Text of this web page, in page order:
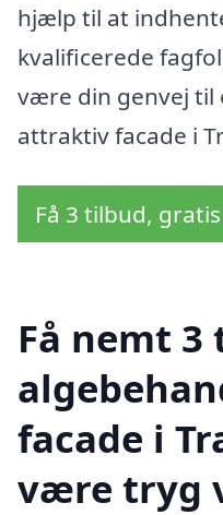
hjælp til at
kvalificerede
være din genvej til
attraktiv facade i
Få 3 tilbud,
Få nemt
facade i
være tryg